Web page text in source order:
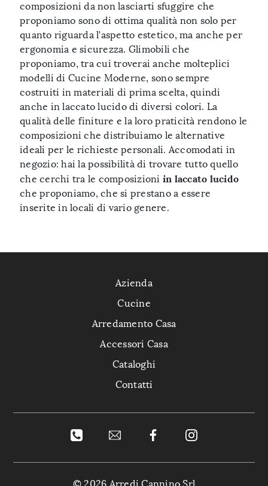
composizioni da non lasciarti sfuggire che
proponiamo sono di ottima qualità non solo per
quanto riguarda l'aspetto estetico, ma anche per
ergonomia e sicurezza. Glimobili che
proponiamo, tra cui troverai anche molteplici
modelli di Cucine Moderne, sono sempre
costruiti in materiali di prima scelta, quindi
anche in laccato lucido di diversi colori. La
qualità delle finiture e la loro praticità rendono le
composizioni che distribuiamo le alternative
ideali per le richieste personali. Accomodati in
negozio: hai la possibilità di trovare tutto quello
che cerchi tra le composizioni in laccato lucido
che proponiamo, che si prestano a essere
inserite in locali di vario genere.
Azienda
Cucine
Arredamento Casa
Accessori Casa
Cataloghi
Contatti
© 2026 Arredi Cannino Srl